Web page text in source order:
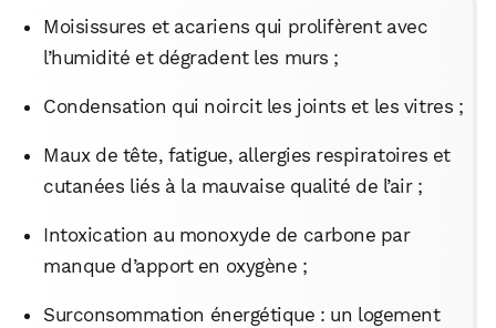
Moisissures et acariens qui prolifèrent avec
l’humidité et dégradent les murs ;
Condensation qui noircit les joints et les vitres ;
Maux de tête, fatigue, allergies respiratoires et
cutanées liés à la mauvaise qualité de l’air ;
Intoxication au monoxyde de carbone par
manque d’apport en oxygène ;
Surconsommation énergétique : un logement